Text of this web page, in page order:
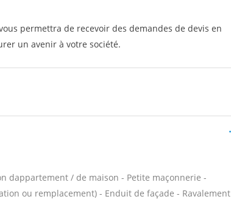
permettra de recevoir des demandes de devis en
un avenir à votre société.
dappartement / de maison - Petite maçonnerie -
ou remplacement) - Enduit de façade - Ravalement